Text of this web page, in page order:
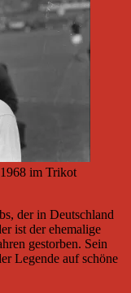
im Trikot
der in Deutschland
ist der ehemalige
gestorben. Sein
Legende auf schöne